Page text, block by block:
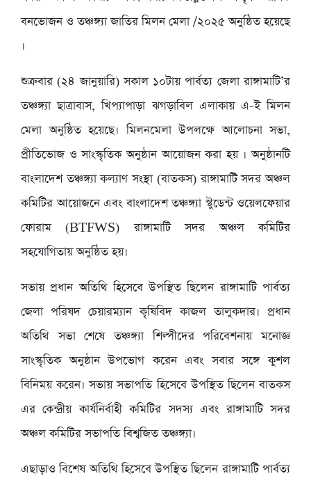
বনভোজন ও তঞ্চঙ্গ্যা জাতির মিলন মেলা /২০২৫ অনুষ্ঠিত হয়েছে
।
শুক্রবার (২৪ জানুয়ারি) সকাল ১০টায় পার্বত্য জেলা রাঙ্গামাটি’র
তঞ্চঙ্গ্যা ছাত্রাবাস, খিপ্যাপাড়া ঝগড়াবিল এলাকায় এ-ই মিলন
মেলা অনুষ্ঠিত হয়েছে। মিলনমেলা উপলক্ষে আলোচনা সভা,
প্রীতিভোজ ও সাংস্কৃতিক অনুষ্ঠান আয়োজন করা হয় । অনুষ্ঠানটি
বাংলাদেশ তঞ্চঙ্গ্যা কল্যাণ সংস্থা (বাতকস) রাঙ্গামাটি সদর অঞ্চল
কমিটির আয়োজনে এবং বাংলাদেশ তঞ্চঙ্গ্যা স্টুডেন্ট ওয়েলফেয়ার
ফোরাম (BTFWS) রাঙ্গামাটি সদর অঞ্চল কমিটির
সহযোগিতায় অনুষ্ঠিত হয়।
সভায় প্রধান অতিথি হিসেবে উপস্থিত ছিলেন রাঙ্গামাটি পার্বত্য
জেলা পরিষদ চেয়ারম্যান কৃষিবিদ কাজল তালুকদার। প্রধান
অতিথি সভা শেষে তঞ্চঙ্গ্যা শিল্পীদের পরিবেশনায় মনোজ্ঞ
সাংস্কৃতিক অনুষ্ঠান উপভোগ করেন এবং সবার সঙ্গে কুশল
বিনিময় করেন। সভায় সভাপতি হিসেবে উপস্থিত ছিলেন বাতকস
এর কেন্দ্রীয় কার্যনির্বাহী কমিটির সদস্য এবং রাঙ্গামাটি সদর
অঞ্চল কমিটির সভাপতি বিশ্বজিত তঞ্চঙ্গ্যা।
এছাড়াও বিশেষ অতিথি হিসেবে উপস্থিত ছিলেন রাঙ্গামাটি পার্বত্য